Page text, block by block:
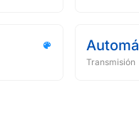
Transmisión